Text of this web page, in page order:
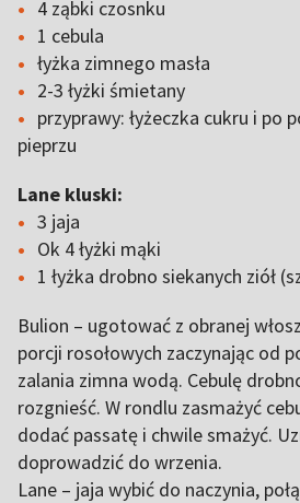
4 ząbki czosnku
1 cebula
łyżka zimnego masła
2-3 łyżki śmietany
przyprawy: łyżeczka cukru i po
pieprzu
Lane kluski:
3 jaja
Ok 4 łyżki mąki
1 łyżka drobno siekanych ziół
Bulion – ugotować z obranej
porcji rosołowych zaczynając od
zalania zimna wodą. Cebulę
rozgnieść. W rondlu zasmażyć
dodać passatę i chwile smażyć.
doprowadzić do wrzenia.
Lane – jaja wybić do naczynia,